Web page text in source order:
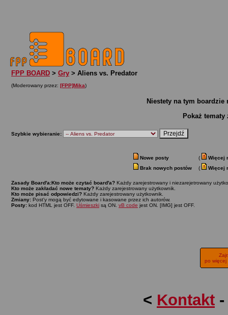
FPP BOARD > Gry > Aliens vs. Predator
(Moderowany przez: [FPP]Mika)
Niestety na tym
Pokaż tematy
Szybkie wybieranie:
Nowe posty (
Więcej
Brak nowych postów
( Więcej
Zasady Board'a:Kto może czytać board'a? Każdy zarejestrowany i niezarejetrowany
Kto może zakładać nowe tematy? Każdy zarejestrowany użytkownik.
Kto może pisać odpowiedzi? Każdy zarejestrowany użytkownik.
Zmiany: Post'y mogą być edytowane i kasowane przez ich autorów.
Posty: kod HTML jest OFF. Uśmieszki są ON. vB code jest ON. [IMG] jest OFF.
po więcej
< Kontakt